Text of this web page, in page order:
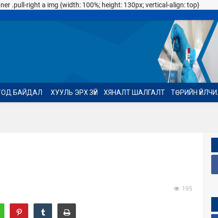
.pull-right a img {width: 100%; height: 130px; vertical-align: top}
БАЙДАЛ ХУУЛЬ ЭРХ ЗҮЙ ХЯНАЛТ ШАЛГАЛТ ТӨРИЙН
195